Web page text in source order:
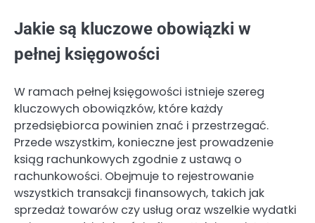
Jakie są kluczowe obowiązki w
pełnej księgowości
W ramach pełnej księgowości istnieje szereg
kluczowych obowiązków, które każdy
przedsiębiorca powinien znać i przestrzegać.
Przede wszystkim, konieczne jest prowadzenie
ksiąg rachunkowych zgodnie z ustawą o
rachunkowości. Obejmuje to rejestrowanie
wszystkich transakcji finansowych, takich jak
sprzedaż towarów czy usług oraz wszelkie wydatki